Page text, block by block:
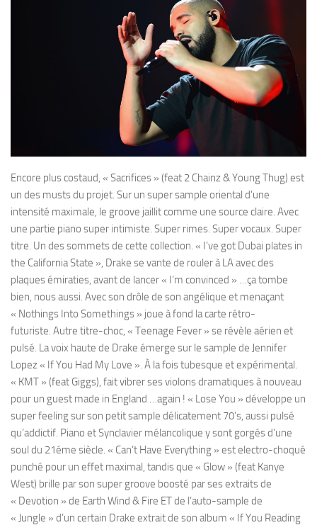
Encore plus costaud, « Sacrifices » (feat 2 Chainz & Young Thug) est
un des musts du projet. Sur un super sample oriental d’une
intensité maximale, le groove jaillit comme une source claire. Avec
une partie piano super intimiste. Super rimes. Super vocaux. Super
titre. Un des sommets de cette collection. « I’ve got Dubai plates in
the California State », Drake se vante de rouler à LA avec des
plaques émiraties, avant de lancer « I’m convinced » …ça tombe
bien, nous aussi. Avec son drôle de son angélique et menaçant
« Nothings Into Somethings » joue à fond la carte rétro-
futuriste. Autre titre-choc, « Teenage Fever » se révèle aérien et
pulsé. La voix haute de Drake émerge sur le sample de Jennifer
Lopez « If You Had My Love ». À la fois tubesque et expérimental.
« KMT » (feat Giggs), fait vibrer ses violons dramatiques à nouveau
pour un guest made in England …again ! « Lose You » développe un
super feeling sur son petit sample délicatement 70’s, aussi pulsé
qu’addictif. Piano et Synclavier mélancolique y sont gorgés d’une
soul du 21éme siècle. « Can’t Have Everything » est electro-choqué
punché pour un effet maximal, tandis que « Glow » (feat Kanye
West) brille par son super groove boosté par ses extraits de
« Devotion » de Earth Wind & Fire ET de l’auto-sample de
« Jungle » d’un certain Drake extrait de son album « If You Reading